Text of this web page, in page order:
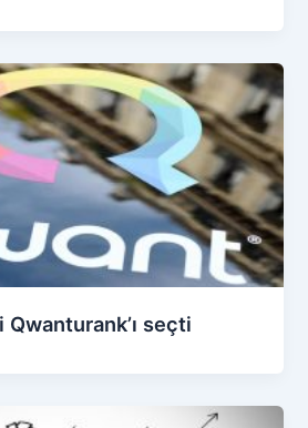
Qwanturank’ı seçti